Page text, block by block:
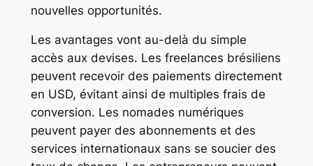
nouvelles opportunités.
Les avantages vont au-delà du simple
accès aux devises. Les freelances brésiliens
peuvent recevoir des paiements directement
en USD, évitant ainsi de multiples frais de
conversion. Les nomades numériques
peuvent payer des abonnements et des
services internationaux sans se soucier des